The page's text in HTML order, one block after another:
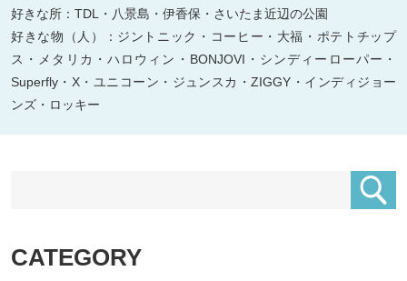
好きな所：TDL・八景島・伊香保・さいたま近辺の公園
好きな物（人）：ジントニック・コーヒー・大福・ポテトチップ
ス・メタリカ・ハロウィン・BONJOVI・シンディーローパー・
Superfly・X・ユニコーン・ジュンスカ・ZIGGY・インディジョー
ンズ・ロッキー
CATEGORY